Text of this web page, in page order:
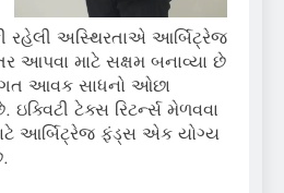
રહેલી અસ્થિરતાએ આર્બિટ્રેજ
આપવા માટે સક્ષમ બનાવ્યા છે
આવક સાધનો ઓછા
ટેક્સ રિટર્ન્સ મેળવવા
આર્બિટ્રેજ ફંડ્સ એક યોગ્ય